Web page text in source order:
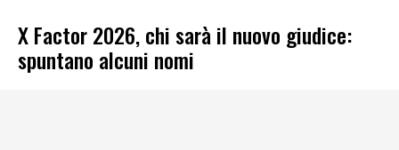
X Factor 2026, chi sarà il nuovo giudice:
spuntano alcuni nomi